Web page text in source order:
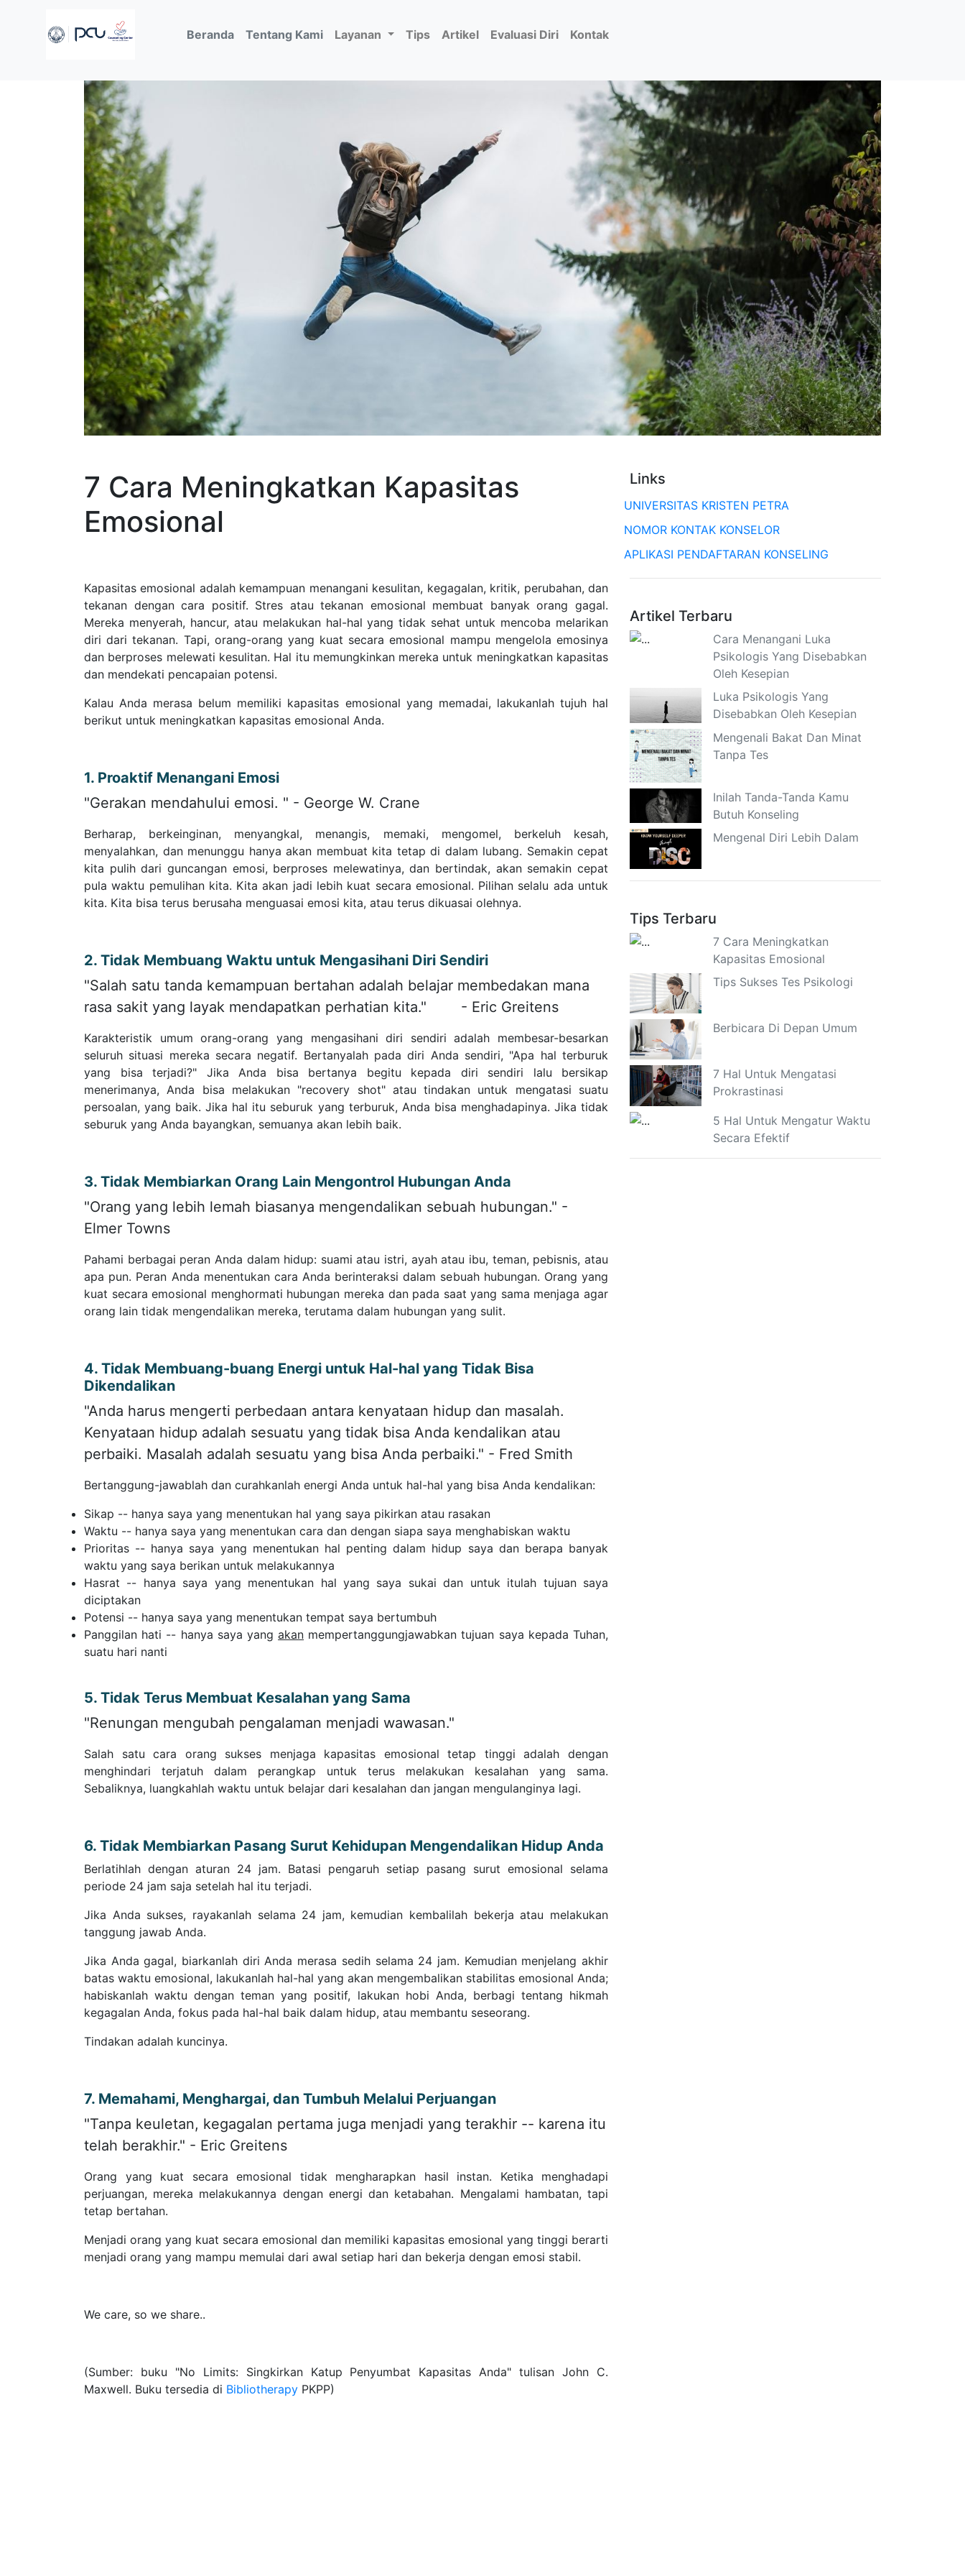
Beranda(current)
Tentang Kami Layanan Tips Artikel Evaluasi Diri Kontak
7 Cara Meningkatkan Kapasitas
Emosional
Kapasitas emosional adalah kemampuan menangani kesulitan, kegagalan, kritik, perubahan, dan
tekanan dengan cara positif. Stres atau tekanan emosional membuat banyak orang gagal.
Mereka menyerah, hancur, atau melakukan hal-hal yang tidak sehat untuk mencoba melarikan
diri dari tekanan. Tapi, orang-orang yang kuat secara emosional mampu mengelola emosinya
dan berproses melewati kesulitan. Hal itu memungkinkan mereka untuk meningkatkan kapasitas
dan mendekati pencapaian potensi.
Kalau Anda merasa belum memiliki kapasitas emosional yang memadai, lakukanlah tujuh hal
berikut untuk meningkatkan kapasitas emosional Anda.
1. Proaktif Menangani Emosi
"Gerakan mendahului emosi. " - George W. Crane
Berharap, berkeinginan, menyangkal, menangis, memaki, mengomel, berkeluh kesah,
menyalahkan, dan menunggu hanya akan membuat kita tetap di dalam lubang. Semakin cepat
kita pulih dari guncangan emosi, berproses melewatinya, dan bertindak, akan semakin cepat
pula waktu pemulihan kita. Kita akan jadi lebih kuat secara emosional. Pilihan selalu ada untuk
kita. Kita bisa terus berusaha menguasai emosi kita, atau terus dikuasai olehnya.
2. Tidak Membuang Waktu untuk Mengasihani Diri Sendiri
"Salah satu tanda kemampuan bertahan adalah belajar membedakan mana
rasa sakit yang layak mendapatkan perhatian kita." - Eric Greitens
Karakteristik umum orang-orang yang mengasihani diri sendiri adalah membesar-besarkan
seluruh situasi mereka secara negatif. Bertanyalah pada diri Anda sendiri, "Apa hal terburuk
yang bisa terjadi?" Jika Anda bisa bertanya begitu kepada diri sendiri lalu bersikap
menerimanya, Anda bisa melakukan "recovery shot" atau tindakan untuk mengatasi suatu
persoalan, yang baik. Jika hal itu seburuk yang terburuk, Anda bisa menghadapinya. Jika tidak
seburuk yang Anda bayangkan, semuanya akan lebih baik.
3. Tidak Membiarkan Orang Lain Mengontrol Hubungan Anda
"Orang yang lebih lemah biasanya mengendalikan sebuah hubungan." -
Elmer Towns
Pahami berbagai peran Anda dalam hidup: suami atau istri, ayah atau ibu, teman, pebisnis, atau
apa pun. Peran Anda menentukan cara Anda berinteraksi dalam sebuah hubungan. Orang yang
kuat secara emosional menghormati hubungan mereka dan pada saat yang sama menjaga agar
orang lain tidak mengendalikan mereka, terutama dalam hubungan yang sulit.
4. Tidak Membuang-buang Energi untuk Hal-hal yang Tidak Bisa
Dikendalikan
"Anda harus mengerti perbedaan antara kenyataan hidup dan masalah.
Kenyataan hidup adalah sesuatu yang tidak bisa Anda kendalikan atau
perbaiki. Masalah adalah sesuatu yang bisa Anda perbaiki." - Fred Smith
Bertanggung-jawablah dan curahkanlah energi Anda untuk hal-hal yang bisa Anda kendalikan:
Sikap -- hanya saya yang menentukan hal yang saya pikirkan atau rasakan
Waktu -- hanya saya yang menentukan cara dan dengan siapa saya menghabiskan waktu
Prioritas -- hanya saya yang menentukan hal penting dalam hidup saya dan berapa banyak
waktu yang saya berikan untuk melakukannya
Hasrat -- hanya saya yang menentukan hal yang saya sukai dan untuk itulah tujuan saya
diciptakan
Potensi -- hanya saya yang menentukan tempat saya bertumbuh
Panggilan hati -- hanya saya yangakan mempertanggungjawabkan tujuan saya kepada Tuhan,
suatu hari nanti
5. Tidak Terus Membuat Kesalahan yang Sama
"Renungan mengubah pengalaman menjadi wawasan."
Salah satu cara orang sukses menjaga kapasitas emosional tetap tinggi adalah dengan
menghindari terjatuh dalam perangkap untuk terus melakukan kesalahan yang sama.
Sebaliknya, luangkahlah waktu untuk belajar dari kesalahan dan jangan mengulanginya lagi.
6. Tidak Membiarkan Pasang Surut Kehidupan Mengendalikan Hidup Anda
Berlatihlah dengan aturan 24 jam. Batasi pengaruh setiap pasang surut emosional selama
periode 24 jam saja setelah hal itu terjadi.
Jika Anda sukses, rayakanlah selama 24 jam, kemudian kembalilah bekerja atau melakukan
tanggung jawab Anda.
Jika Anda gagal, biarkanlah diri Anda merasa sedih selama 24 jam. Kemudian menjelang akhir
batas waktu emosional, lakukanlah hal-hal yang akan mengembalikan stabilitas emosional Anda;
habiskanlah waktu dengan teman yang positif, lakukan hobi Anda, berbagi tentang hikmah
kegagalan Anda, fokus pada hal-hal baik dalam hidup, atau membantu seseorang.
Tindakan adalah kuncinya.
7. Memahami, Menghargai, dan Tumbuh Melalui Perjuangan
"Tanpa keuletan, kegagalan pertama juga menjadi yang terakhir -- karena itu
telah berakhir." - Eric Greitens
Orang yang kuat secara emosional tidak mengharapkan hasil instan. Ketika menghadapi
perjuangan, mereka melakukannya dengan energi dan ketabahan. Mengalami hambatan, tapi
tetap bertahan.
Menjadi orang yang kuat secara emosional dan memiliki kapasitas emosional yang tinggi berarti
menjadi orang yang mampu memulai dari awal setiap hari dan bekerja dengan emosi stabil.
We care, so we share..
(Sumber: buku "No Limits: Singkirkan Katup Penyumbat Kapasitas Anda" tulisan John C.
Maxwell. Buku tersedia di Bibliotherapy PKPP)
Links
UNIVERSITAS KRISTEN PETRA
NOMOR KONTAK KONSELOR
APLIKASI PENDAFTARAN KONSELING
Artikel Terbaru
Cara Menangani Luka
Psikologis Yang Disebabkan
Oleh Kesepian
Luka Psikologis Yang
Disebabkan Oleh Kesepian
Mengenali Bakat Dan Minat
Tanpa Tes
Inilah Tanda-Tanda Kamu
Butuh Konseling
Mengenal Diri Lebih Dalam
Tips Terbaru
7 Cara Meningkatkan
Kapasitas Emosional
Tips Sukses Tes Psikologi
Berbicara Di Depan Umum
7 Hal Untuk Mengatasi
Prokrastinasi
5 Hal Untuk Mengatur Waktu
Secara Efektif